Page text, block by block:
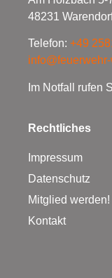
48231
Telefon: +49
Im Notfall rufen
Rechtliches
Impressum
Datenschutz
Mitglied werden!
Kontakt